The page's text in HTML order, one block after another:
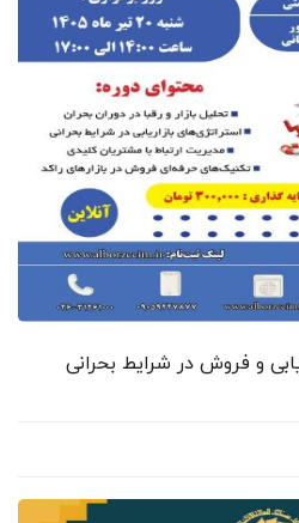
و فروش در شرایط بحرانی